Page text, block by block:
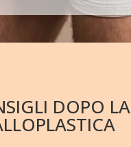
DOPO LA